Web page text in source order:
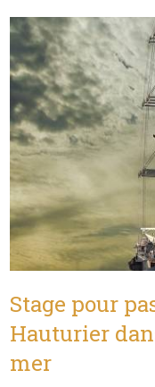
Stage pour
Hauturier
mer